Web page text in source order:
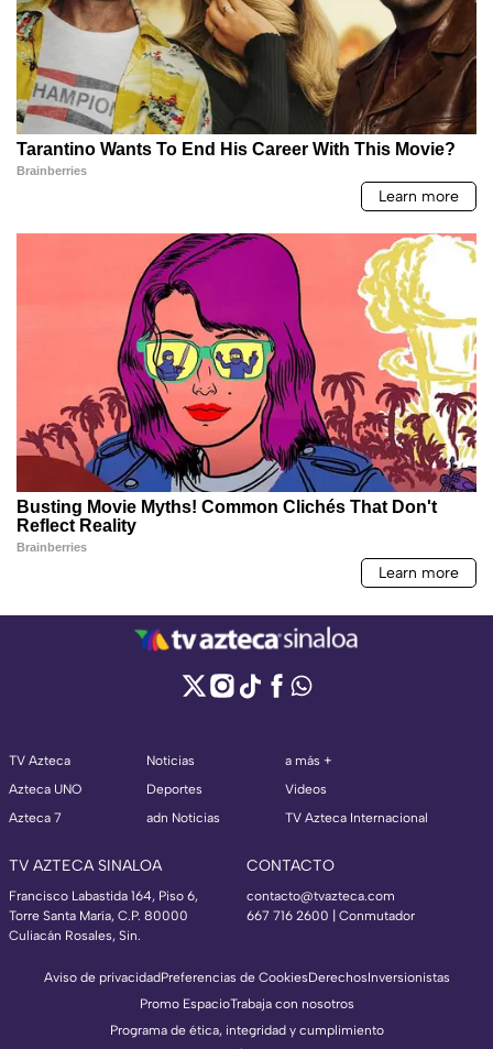
TV Azteca
Azteca UNO
Azteca 7
Noticias
Deportes
adn Noticias
a más +
Videos
TV Azteca Internacional
TV AZTECA SINALOA
Francisco Labastida 164, Piso 6,
Torre Santa María, C.P. 80000
Culiacán Rosales, Sin.
CONTACTO
contacto@tvazteca.com
667 716 2600 | Conmutador
Aviso de privacidadPreferencias de CookiesDerechosInversionistas
Promo EspacioTrabaja con nosotros
Programa de ética, integridad y cumplimiento